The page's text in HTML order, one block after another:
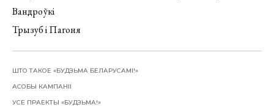
Вандроўкі
Трызуб і Пагоня
ШТО ТАКОЕ «БУДЗЬМА БЕЛАРУСАМІ!»
АСОБЫ КАМПАНІІ
УСЕ ПРАЕКТЫ «БУДЗЬМА!»